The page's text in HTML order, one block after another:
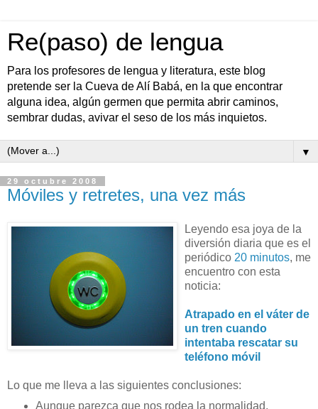
Re(paso) de lengua
Para los profesores de lengua y literatura, este blog
pretende ser la Cueva de Alí Babá, en la que encontrar
alguna idea, algún germen que permita abrir caminos,
sembrar dudas, avivar el seso de los más inquietos.
▼
29 octubre 2008
Móviles y retretes, una vez más
Leyendo esa joya de la
diversión diaria que es el
periódico 20 minutos, me
encuentro con esta
noticia:
Atrapado en el váter de
un tren cuando
intentaba rescatar su
teléfono móvil
Lo que me lleva a las siguientes conclusiones:
Aunque parezca que nos rodea la normalidad,